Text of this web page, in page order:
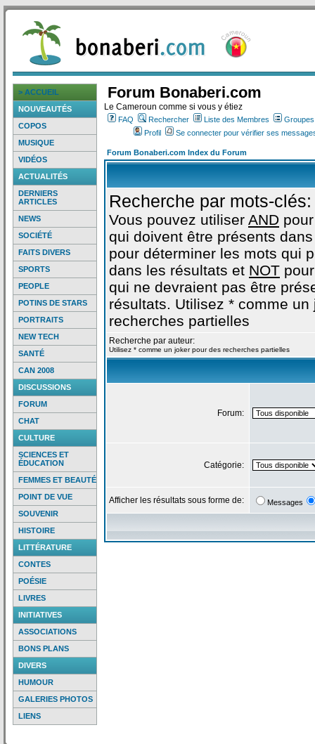
> ACCUEIL
NOUVEAUTÉS
COPOS
MUSIQUE
VIDÉOS
ACTUALITÉS
DERNIERS
ARTICLES
NEWS
SOCIÉTÉ
FAITS DIVERS
SPORTS
PEOPLE
POTINS DE STARS
PORTRAITS
NEW TECH
SANTÉ
CAN 2008
DISCUSSIONS
FORUM
CHAT
CULTURE
SCIENCES ET
ÉDUCATION
FEMMES ET BEAUTÉ
POINT DE VUE
SOUVENIR
HISTOIRE
LITTÉRATURE
CONTES
POÉSIE
LIVRES
INITIATIVES
ASSOCIATIONS
BONS PLANS
DIVERS
HUMOUR
GALERIES PHOTOS
LIENS
Forum Bonaberi.com
Le Cameroun comme si vous y étiez
FAQ Rechercher Liste des Membres
Profil
Se connecter pour vérifier ses
Forum Bonaberi.com Index du Forum
Recherche par mots-clés:
Vous pouvez utiliser AND
qui doivent être présents
pour déterminer les mots qui
dans les résultats et NOT
qui ne devraient pas être
résultats. Utilisez * comme un
recherches partielles
Recherche par auteur:
Utilisez * comme un joker pour des recherches partielles
Forum:
Catégorie:
Afficher les résultats sous forme de: Messages